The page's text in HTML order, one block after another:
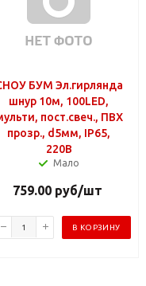
БУМ Эл.гирлянда
шнур 10м, 100LED,
пост.свеч., ПВХ
прозр., d5мм, IP65,
220В
Мало
759.00руб/шт
В КОРЗИНУ